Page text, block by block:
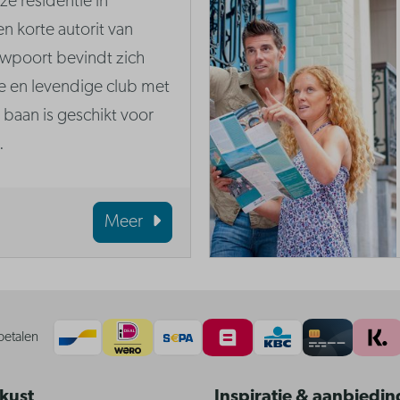
korte autorit van
bevindt zich
en levendige club met
is geschikt voor
Meer